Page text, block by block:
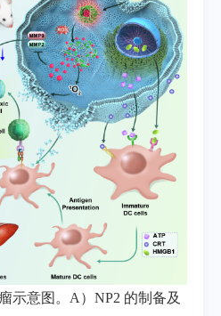
示意图。A）NP2 的制备及